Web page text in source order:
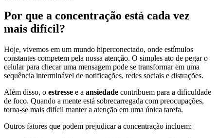
Por que a concentração está cada vez
mais difícil?
Hoje, vivemos em um mundo hiperconectado, onde estímulos
constantes competem pela nossa atenção. O simples ato de pegar o
celular para checar uma mensagem pode se transformar em uma
sequência interminável de notificações, redes sociais e distrações.
Além disso, o estresse e a ansiedade contribuem para a dificuldade
de foco. Quando a mente está sobrecarregada com preocupações,
torna-se mais difícil manter a atenção em uma única tarefa.
Outros fatores que podem prejudicar a concentração incluem: